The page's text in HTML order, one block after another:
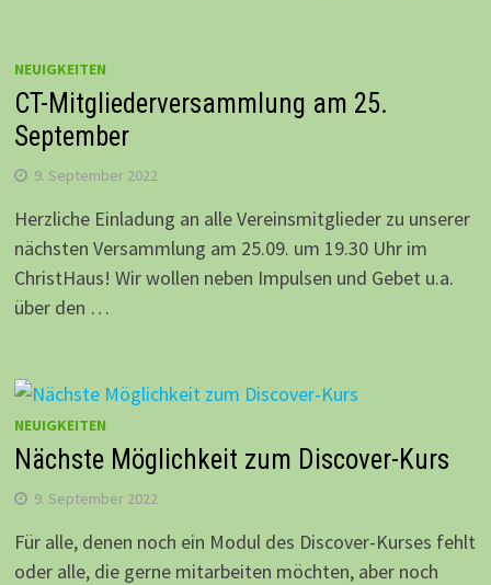
NEUIGKEITEN
CT-Mitgliederversammlung am 25.
September
9. September 2022
Herzliche Einladung an alle Vereinsmitglieder zu unserer
nächsten Versammlung am 25.09. um 19.30 Uhr im
ChristHaus! Wir wollen neben Impulsen und Gebet u.a.
über den …
NEUIGKEITEN
Nächste Möglichkeit zum Discover-Kurs
9. September 2022
Für alle, denen noch ein Modul des Discover-Kurses fehlt
oder alle, die gerne mitarbeiten möchten, aber noch